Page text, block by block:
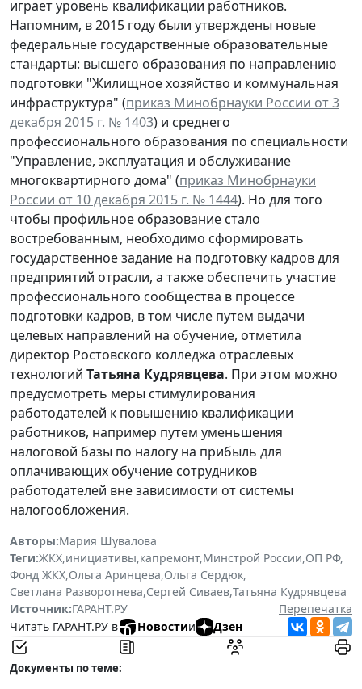
играет уровень квалификации работников.
Напомним, в 2015 году были утверждены новые
федеральные государственные образовательные
стандарты: высшего образования по направлению
подготовки "Жилищное хозяйство и коммунальная
инфраструктура" (приказ Минобрнауки России от 3
декабря 2015 г. № 1403) и среднего
профессионального образования по специальности
"Управление, эксплуатация и обслуживание
многоквартирного дома" (приказ Минобрнауки
России от 10 декабря 2015 г. № 1444). Но для того
чтобы профильное образование стало
востребованным, необходимо сформировать
государственное задание на подготовку кадров для
предприятий отрасли, а также обеспечить участие
профессионального сообщества в процессе
подготовки кадров, в том числе путем выдачи
целевых направлений на обучение, отметила
директор Ростовского колледжа отраслевых
технологий Татьяна Кудрявцева. При этом можно
предусмотреть меры стимулирования
работодателей к повышению квалификации
работников, например путем уменьшения
налоговой базы по налогу на прибыль для
оплачивающих обучение сотрудников
работодателей вне зависимости от системы
налогообложения.
Авторы:Мария Шувалова
Теги:ЖКХ,инициативы,капремонт,Минстрой России,ОП РФ,
Фонд ЖКХ,Ольга Аринцева,Ольга Сердюк,
Светлана Разворотнева,Сергей Сиваев,Татьяна Кудрявцева
Источник:ГАРАНТ.РУ
Перепечатка
Читать ГАРАНТ.РУ в
Новостии Дзен
Документы по теме: